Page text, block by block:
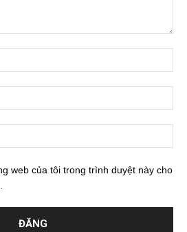
web của tôi trong trình duyệt này cho